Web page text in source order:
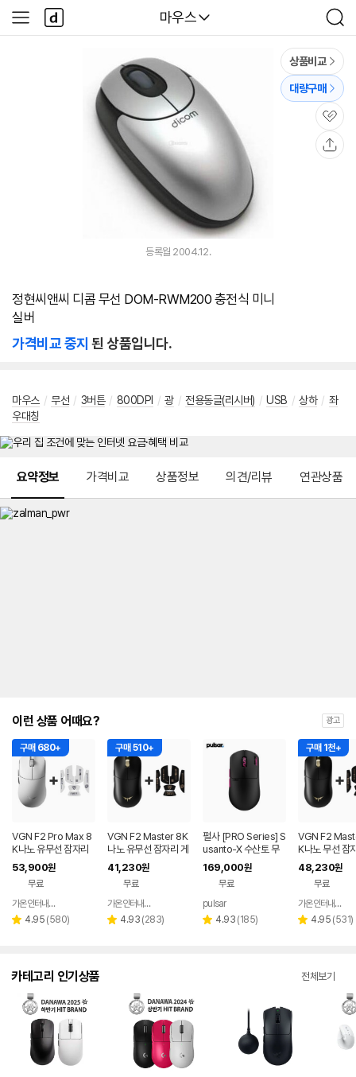
다나와
마우스
검
색
사
이
다
나
와
상품비교
대량구매
관
심
등록월 2004.12.
정현씨앤씨 디콤 무선 DOM-RWM200 충전식 미니
실버
가격비교 중지 된 상품입니다.
마우스 / 무선 / 3버튼 / 800DPI / 광 / 전용동글(리시버) / USB / 상하 / 좌
우대칭
요약정보 가격비교 상품정보 의견/리뷰 연관상품
이런 상품 어때요? 광고
구매 680+
VGN F2 Pro Max 8
K나노 유무선 잠자리
게이밍 마우스 화이트
53,900원
무료
페이
가온인터내셔날
별 4.95 리
(580)
구매 510+
VGN F2 Master 8K
나노 유무선 잠자리 게
이밍 마우스+그립테이
프 블랙
41,230원
무료
페이
가온인터내셔날
별 4.93 리
(283)
펄사 [PRO Series] S
usanto-X 수산토 무
선 게이밍 마우스
169,000원
무료
pulsar
별 4.93 리
(185)
구매 1천+
VGN F2
K나노 무선 잠
이밍 마우스+
프 블랙
48,230원
무료
가온인터내셔날
별 4.95 리
(531)
카테고리 인기상품 전체보기